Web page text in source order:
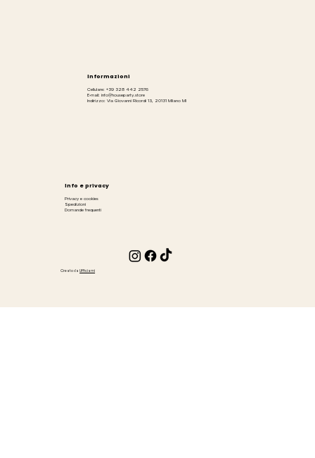
Informazioni
Cellulare: +39 328 442 2576
E-mail: info@houseparty.store
Indirizzo: Via Giovanni Ricordi 13, 20131 Milano MI
Info e privacy
Privacy e cookies
Spedizioni
Domande frequenti
Creato da Ufficiami